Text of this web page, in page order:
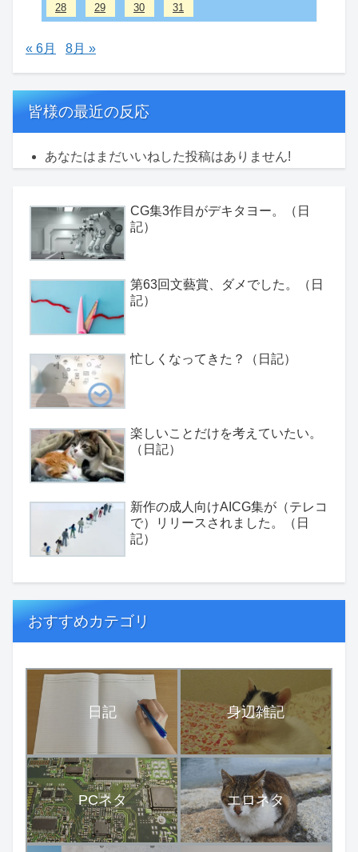
28 29 30 31
« 6月 8月 »
皆様の最近の反応
あなたはまだいいねした投稿はありません!
CG集3作目がデキタヨー。（日
記）
第63回文藝賞、ダメでした。（日
記）
忙しくなってきた？（日記）
楽しいことだけを考えていたい。
（日記）
新作の成人向けAICG集が（テレコ
で）リリースされました。（日
記）
おすすめカテゴリ
日記 身辺雑記
PCネタ エロネタ